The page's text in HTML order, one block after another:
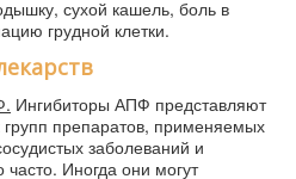
сухой кашель, боль в
грудной клетки.
Ингибиторы АПФ представляют
препаратов, применяемых
заболеваний и
часто. Иногда они могут